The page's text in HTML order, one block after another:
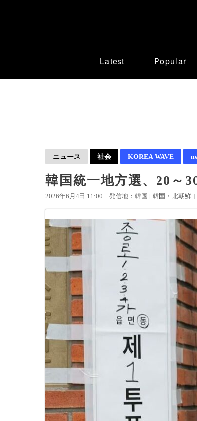
Latest Popular
ニュース 社会 KOREA WAVE
韓国統一地方選、20～
2026年6月4日 11:00 発信地：韓国 [ 韓国・北朝鮮 ]